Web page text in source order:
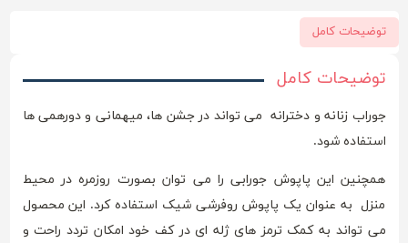
توضیحات کامل
توضیحات کامل
جوراب زنانه و دخترانه می تواند در جشن ها، میهمانی و دورهمی ها
استفاده شود.
همچنین این پاپوش جورابی را می توان بصورت روزمره در محیط
منزل به عنوان یک پاپوش روفرشی شیک استفاده کرد. این محصول
می تواند به کمک ترمز های ژله ای در کف خود امکان تردد راحت و